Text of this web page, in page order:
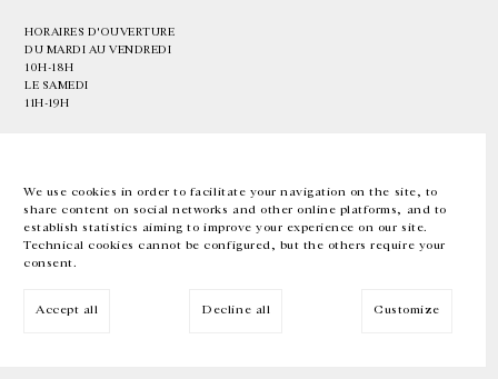
We use cookies in order to facilitate your navigation on the site, to
share content on social networks and other online platforms, and to
establish statistics aiming to improve your experience on our site.
Technical cookies cannot be configured, but the others require your
consent.
Accept all Decline all Customize
HORAIRES D'OUVERTURE
DU MARDI AU VENDREDI
10H-18H
LE SAMEDI
11H-19H
EN FR 中文 Facebook Instagram
Inscrivez-vous à notre newsletter